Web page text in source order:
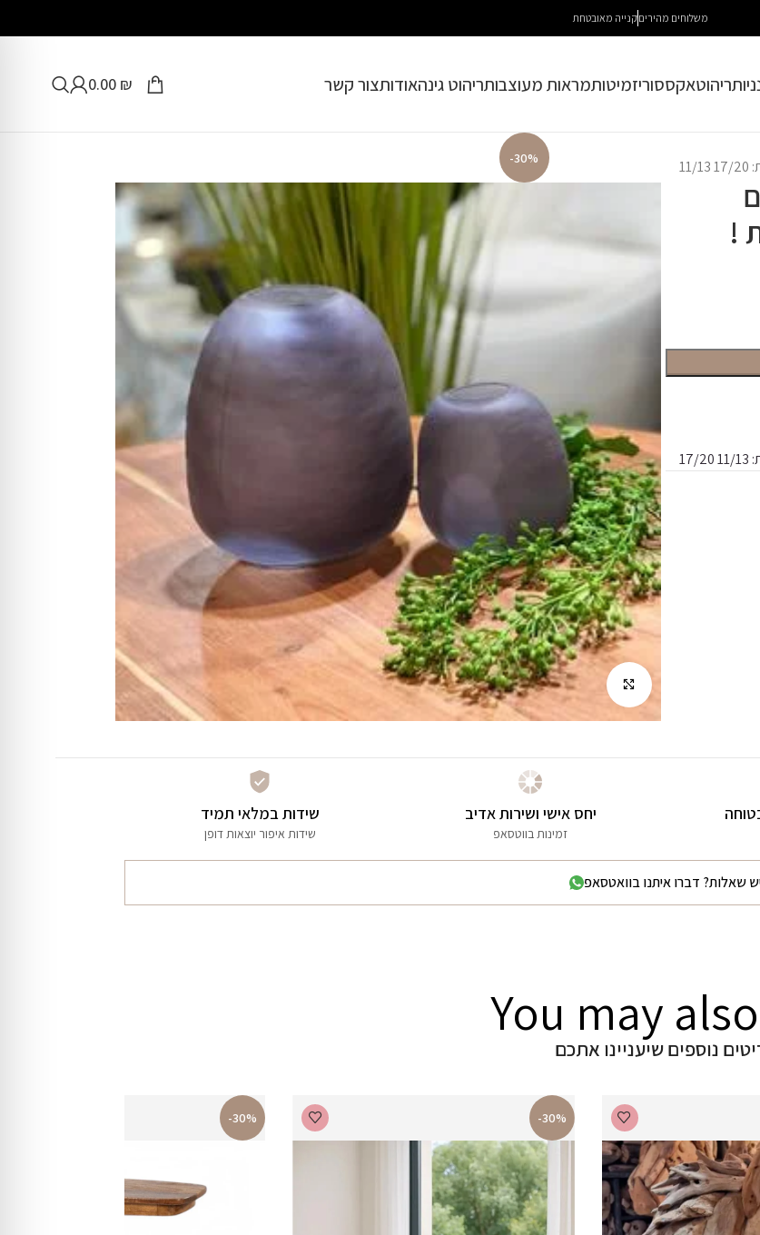
משלוחים מהיריםקנייה מאובטחת
ריהוטאקססוריזמיטותמראות מעוצבותריהוט גינהאודותצור קשר 0.00 ₪
!
11/13
-30%
לחץ להגדלה
יחס אישי ושירות אדיב
זמינות בווטסאפ
שידות במלאי תמיד
שידות איפור יוצאות דופן
שאלות? דברו איתנו בוואטסאפ
You may
נוספים שיעניינו אתכם
-30%
-30%